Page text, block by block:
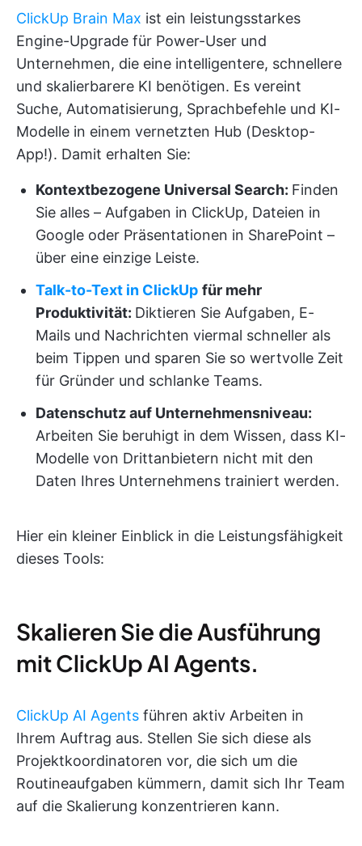
ClickUp Brain Max ist ein leistungsstarkes
Engine-Upgrade für Power-User und
Unternehmen, die eine intelligentere, schnellere
und skalierbarere KI benötigen. Es vereint
Suche, Automatisierung, Sprachbefehle und KI-
Modelle in einem vernetzten Hub (Desktop-
App!). Damit erhalten Sie:
Kontextbezogene Universal Search: Finden
Sie alles – Aufgaben in ClickUp, Dateien in
Google oder Präsentationen in SharePoint –
über eine einzige Leiste.
Talk-to-Text in ClickUp für mehr
Produktivität: Diktieren Sie Aufgaben, E-
Mails und Nachrichten viermal schneller als
beim Tippen und sparen Sie so wertvolle Zeit
für Gründer und schlanke Teams.
Datenschutz auf Unternehmensniveau:
Arbeiten Sie beruhigt in dem Wissen, dass KI-
Modelle von Drittanbietern nicht mit den
Daten Ihres Unternehmens trainiert werden.
Hier ein kleiner Einblick in die Leistungsfähigkeit
dieses Tools:
Skalieren Sie die Ausführung
mit ClickUp AI Agents.
ClickUp AI Agents führen aktiv Arbeiten in
Ihrem Auftrag aus. Stellen Sie sich diese als
Projektkoordinatoren vor, die sich um die
Routineaufgaben kümmern, damit sich Ihr Team
auf die Skalierung konzentrieren kann.